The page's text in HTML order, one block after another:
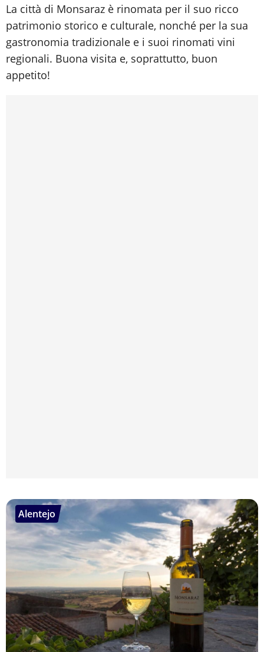
La città di Monsaraz è rinomata per il suo ricco
patrimonio storico e culturale, nonché per la sua
gastronomia tradizionale e i suoi rinomati vini
regionali. Buona visita e, soprattutto, buon
appetito!
Alentejo